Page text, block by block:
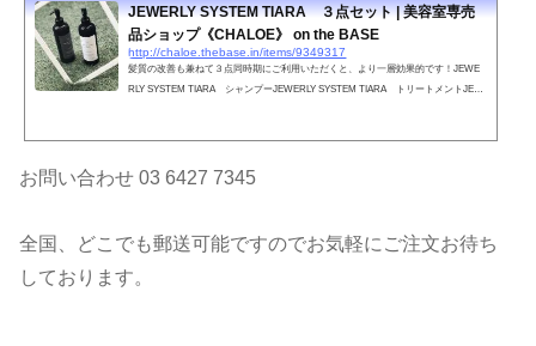
JEWERLY SYSTEM TIARA ３点セット | 美容室専売
品ショップ《CHALOE》 on the BASE
http://chaloe.thebase.in/items/9349317
髪質の改善も兼ねて３点同時期にご利用いただくと、より一層効果的です！JEWE
RLY SYSTEM TIARA シャンプーJEWERLY SYSTEM TIARA トリートメントJEW
お問い合わせ 03 6427 7345
全国、どこでも郵送可能ですのでお気軽にご注文お待ち
しております。